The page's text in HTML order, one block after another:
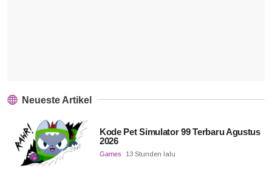
Neueste Artikel
Kode Pet Simulator 99 Terbaru Agustus
2026
Games 13 Stunden lalu